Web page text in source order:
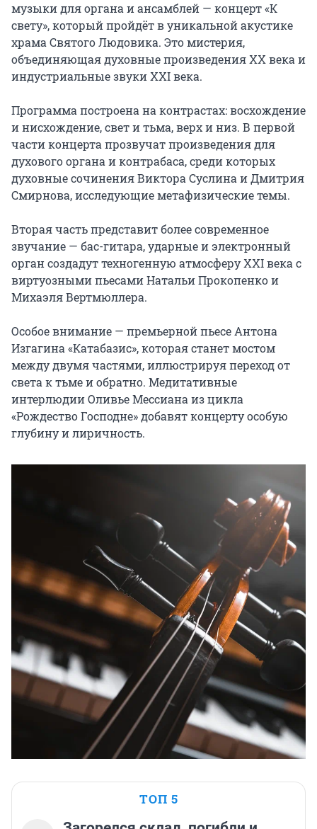
музыки для органа и ансамблей — концерт «К
свету», который пройдёт в уникальной акустике
храма Святого Людовика. Это мистерия,
объединяющая духовные произведения XX века и
индустриальные звуки XXI века.
Программа построена на контрастах: восхождение
и нисхождение, свет и тьма, верх и низ. В первой
части концерта прозвучат произведения для
духового органа и контрабаса, среди которых
духовные сочинения Виктора Суслина и Дмитрия
Смирнова, исследующие метафизические темы.
Вторая часть представит более современное
звучание — бас-гитара, ударные и электронный
орган создадут техногенную атмосферу XXI века с
виртуозными пьесами Натальи Прокопенко и
Михаэля Вертмюллера.
Особое внимание — премьерной пьесе Антона
Изгагина «Катабазис», которая станет мостом
между двумя частями, иллюстрируя переход от
света к тьме и обратно. Медитативные
интерлюдии Оливье Мессиана из цикла
«Рождество Господне» добавят концерту особую
глубину и лиричность.
ТОП 5